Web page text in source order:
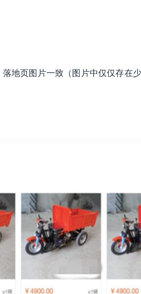
落地页图片一致（图片中仅仅存在